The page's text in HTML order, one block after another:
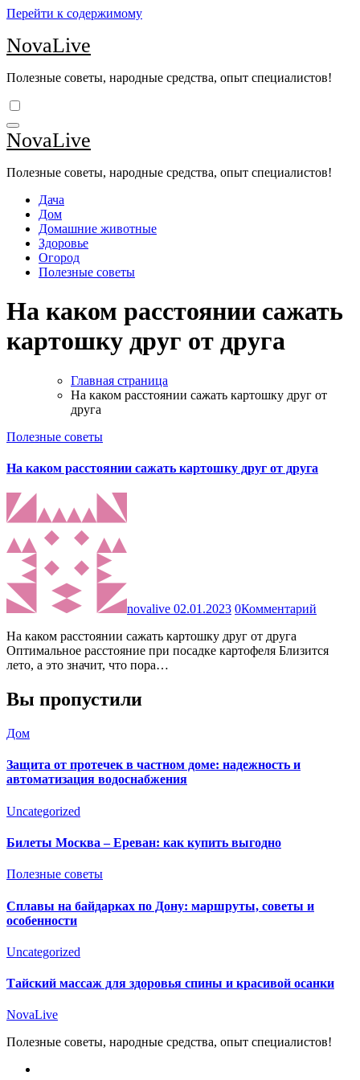
Перейти к содержимому
NovaLive
Полезные советы, народные средства, опыт специалистов!
NovaLive
Полезные советы, народные средства, опыт специалистов!
Дача
Дом
Домашние животные
Здоровье
Огород
Полезные советы
На каком расстоянии сажать
картошку друг от друга
Главная страница
На каком расстоянии сажать картошку друг от
друга
Полезные советы
На каком расстоянии сажать картошку друг от друга
novalive 02.01.2023 0Комментарий
На каком расстоянии сажать картошку друг от друга
Оптимальное расстояние при посадке картофеля Близится
лето, а это значит, что пора…
Вы пропустили
Дом
Защита от протечек в частном доме: надежность и
автоматизация водоснабжения
Uncategorized
Билеты Москва – Ереван: как купить выгодно
Полезные советы
Сплавы на байдарках по Дону: маршруты, советы и
особенности
Uncategorized
Тайский массаж для здоровья спины и красивой осанки
NovaLive
Полезные советы, народные средства, опыт специалистов!